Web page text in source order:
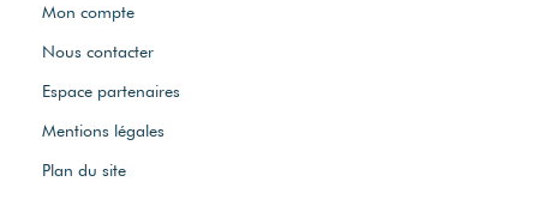
Mon compte
Nous contacter
Espace partenaires
Mentions légales
Plan du site